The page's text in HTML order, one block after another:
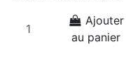
Ajouter
au panier